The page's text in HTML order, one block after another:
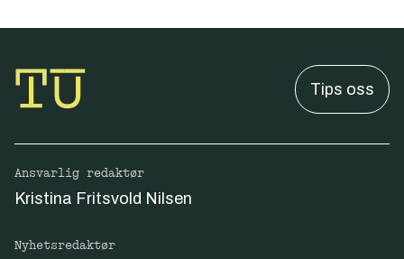
Tips oss
Ansvarlig redaktør
Kristina Fritsvold Nilsen
Nyhetsredaktør